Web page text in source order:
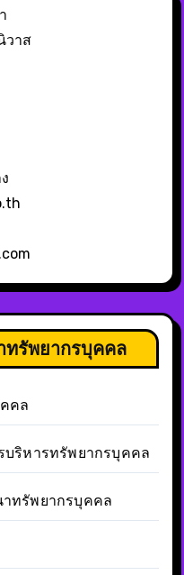
วาส
รัพยากรบุคคล
คล
บริหารทรัพยากรบุคคล
ทรัพยากรบุคคล